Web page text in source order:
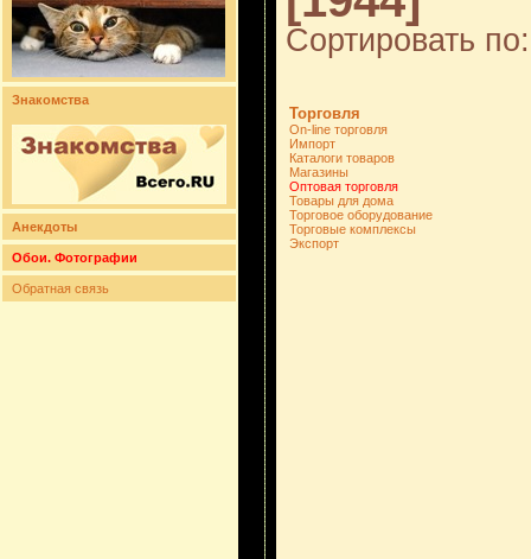
Знакомства
Анекдоты
Обои. Фотографии
Обратная связь
Сортировать
Торговля
On-line торговля
Импорт
Каталоги товаров
Магазины
Оптовая торговля
Товары для дома
Торговое оборудование
Торговые комплексы
Экспорт